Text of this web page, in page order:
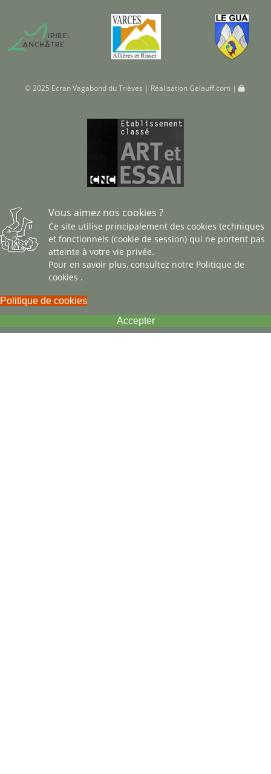
© 2025 Ecran Vagabond du Trièves | Réalisation Gelauff.com
Vous aimez nos cookies ?
Ce site utilise principalement des cookies techniques
et fonctionnels (cookie de session) qui ne portent pas
atteinte à votre vie privée.
Pour en savoir plus, consultez notre Politique de
cookies .
Politique de cookies
Accepter